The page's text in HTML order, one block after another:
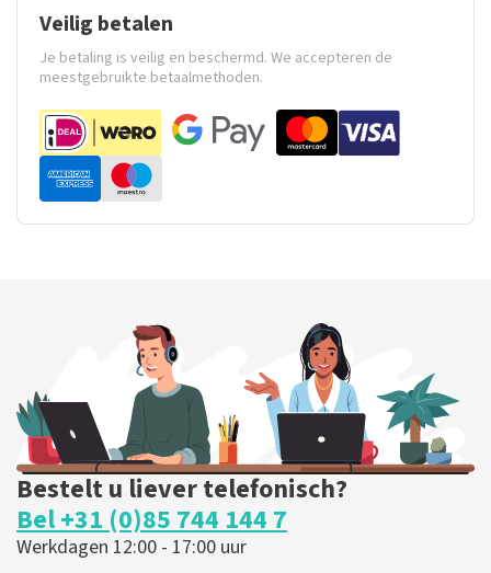
Veilig betalen
Je betaling is veilig en beschermd. We accepteren de
meestgebruikte betaalmethoden.
Bestelt u liever telefonisch?
Bel +31 (0)85 744 144 7
Werkdagen 12:00 - 17:00 uur